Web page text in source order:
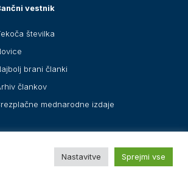
vestnik
številka
brani članki
člankov
mednarodne izdaje
spletne strani:
Nastavitve Sprejmi vse